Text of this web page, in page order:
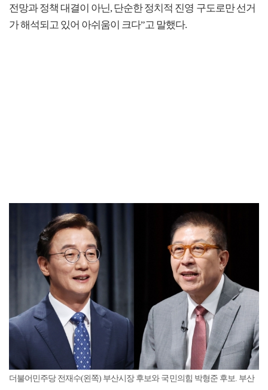
전망과 정책 대결이 아닌, 단순한 정치적 진영 구도로만 선거
가 해석되고 있어 아쉬움이 크다”고 말했다.
더불어민주당 전재수(왼쪽) 부산시장 후보와 국민의힘 박형준 후보. 부산